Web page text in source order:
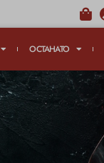
ОСТАНАТО